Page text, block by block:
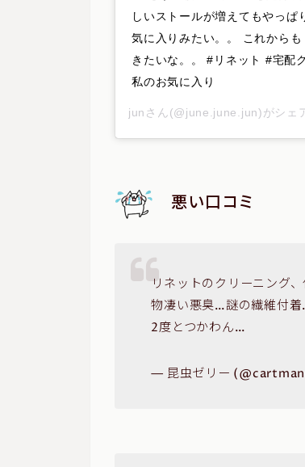
しいストールが増えてもやっぱ
気に入りみたい。。 これから
きたいな。。 #リネット #宅配
私のお気に入り
junさん(@june.june.jun)がシェ
悪い口コミ
リネットのクリーニング
物凄い悪臭…謎の繊維付
2度とつかわん…
— 昆虫ゼリー